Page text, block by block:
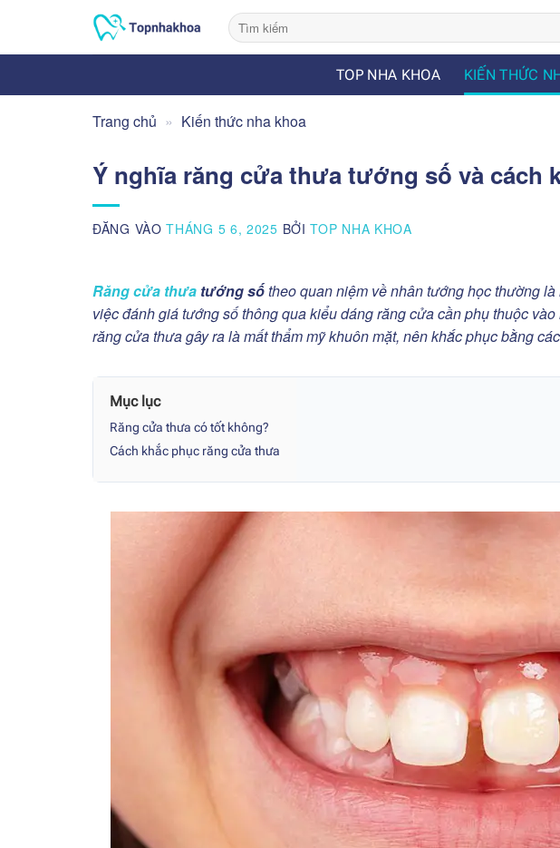
nội
TOP NHA KHOA KIẾN THỨC
Trang chủ » Kiến thức nha khoa
Ý nghĩa răng cửa thưa tướng số và cách
ĐĂNG VÀOTHÁNG 5 6, 2025 BỞITOP NHA KHOA
Răng cửa thưa tướng sốtheo quan niệm về nhân tướng học thường
việc đánh giá tướng số thông qua kiểu dáng răng cửa cần phụ thuộc
răng cửa thưa gây ra là mất thẩm mỹ khuôn mặt, nên khắc phục bằng
Mục lục
Răng cửa thưa có tốt không?
Cách khắc phục răng cửa thưa